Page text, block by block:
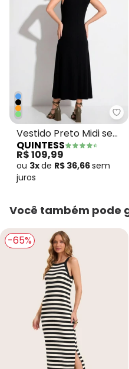
Vestido Preto Midi sem
Mangas com Botões
QUINTESS
R$ 109,99
ou 3xde R$ 36,66sem
juros
Você também pode
-65%